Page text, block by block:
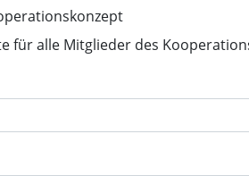
alle Mitglieder des